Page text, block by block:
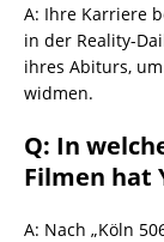
A: Ihre Karriere
in der Reality-
ihres Abiturs,
widmen.
Q: In
Filmen hat
A: Nach „Köln